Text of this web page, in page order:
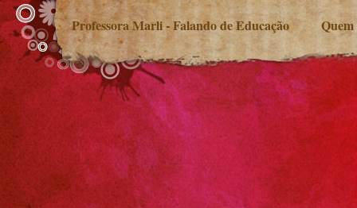
Professora Marli - Falando de Educação Quem
ADI da Reforma da Previdência suspensa